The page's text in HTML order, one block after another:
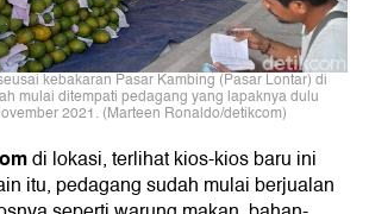
kebakaran Pasar Kambing (Pasar Lontar) di
mulai ditempati pedagang yang lapaknya dulu
2021. (Marteen Ronaldo/detikcom)
di lokasi, terlihat kios-kios baru ini
itu, pedagang sudah mulai berjualan